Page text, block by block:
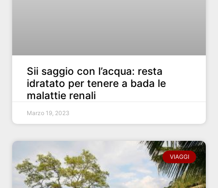
Sii saggio con l’acqua: resta
idratato per tenere a bada le
malattie renali
Marzo 19, 2023
VIAGGI